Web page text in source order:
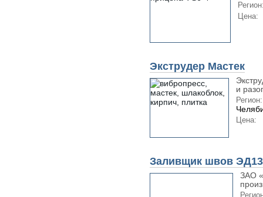
Цена:
Экструдер Мастек
и
Регион:
Цена:
Заливщик швов
ЗАО